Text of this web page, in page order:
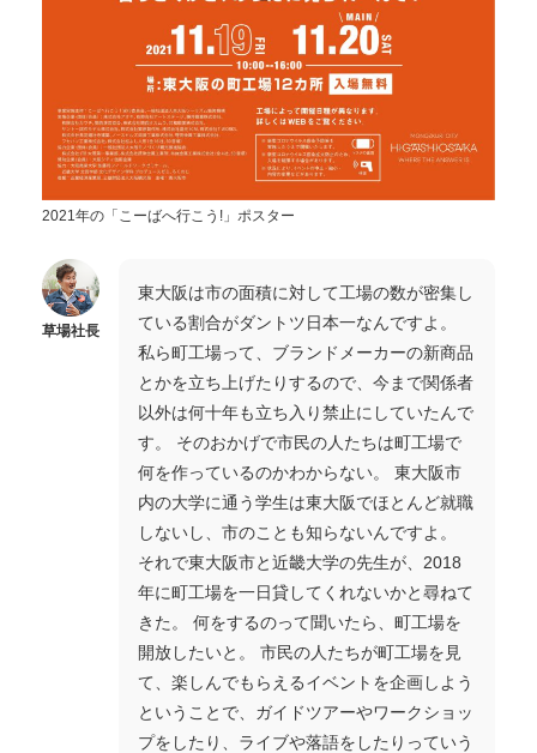
2021年の「こーばへ行こう!」ポスター
東大阪は市の面積に対して工場の数が密集し
ている割合がダントツ日本一なんですよ。
私ら町工場って、ブランドメーカーの新商品
とかを立ち上げたりするので、今まで関係者
以外は何十年も立ち入り禁止にしていたんで
す。 そのおかげで市民の人たちは町工場で
何を作っているのかわからない。 東大阪市
内の大学に通う学生は東大阪でほとんど就職
しないし、市のことも知らないんですよ。
それで東大阪市と近畿大学の先生が、2018
年に町工場を一日貸してくれないかと尋ねて
きた。 何をするのって聞いたら、町工場を
開放したいと。 市民の人たちが町工場を見
て、楽しんでもらえるイベントを企画しよう
ということで、ガイドツアーやワークショッ
プをしたり、ライブや落語をしたりっていう
草場社長